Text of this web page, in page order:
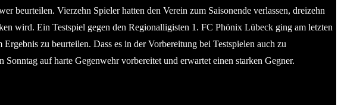
beurteilen. Vierzehn Spieler hatten den Verein zum Saisonende verlassen, dreizehn
wird. Ein Testspiel gegen den Regionalligisten 1. FC Phönix Lübeck ging am letzten
zu beurteilen. Dass es in der Vorbereitung bei Testspielen auch zu
auf harte Gegenwehr vorbereitet und erwartet einen starken Gegner.